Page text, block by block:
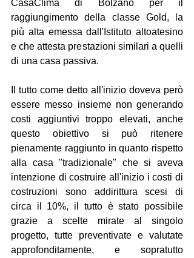
CasaClima di Bolzano per il
raggiungimento della classe Gold, la
più alta emessa dall'Istituto altoatesino
e che attesta prestazioni similari a quelli
di una casa passiva.
Il tutto come detto all'inizio doveva però
essere messo insieme non generando
costi aggiuntivi troppo elevati, anche
questo obiettivo si può ritenere
pienamente raggiunto in quanto rispetto
alla casa "tradizionale" che si aveva
intenzione di costruire all'inizio i costi di
costruzioni sono addirittura scesi di
circa il 10%, il tutto è stato possibile
grazie a scelte mirate al singolo
progetto, tutte preventivate e valutate
approfonditamente, e sopratutto